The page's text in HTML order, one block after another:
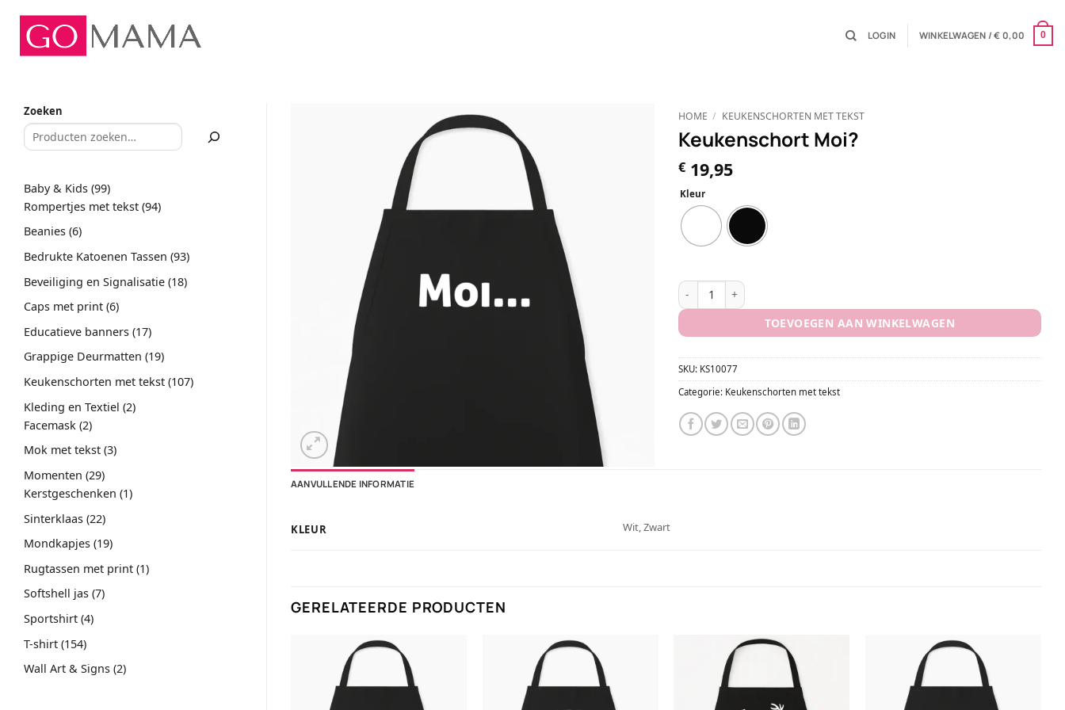
inhoud
LOGIN WINKELWAGEN /€ 0,00 0
Zoeken
Baby & Kids 9999
producten
Rompertjes met tekst 9494
Beanies 66
Bedrukte Katoenen Tassen 9393
Beveiliging en Signalisatie 1818
Caps met print 66
Educatieve banners 1717
producten
Grappige Deurmatten 1919
Keukenschorten met tekst 107107
Kleding en Textiel 22
Facemask 22
Mok met tekst 33
Momenten 2929
producten
Kerstgeschenken 11
Sinterklaas 2222
Mondkapjes 1919
producten
Rugtassen met print 11
Softshell jas 77
Sportshirt 44
T-shirt 154154
producten
Wall Art & Signs 22
HOME / KEUKENSCHORTEN MET TEKST
Keukenschort Moi?
€19,95
Kleur
Keukenschort Moi? aantal
TOEVOEGEN AAN WINKELWAGEN
SKU: KS10077
Categorie: Keukenschorten met tekst
AANVULLENDE INFORMATIE
KLEUR Wit, Zwart
GERELATEERDE PRODUCTEN